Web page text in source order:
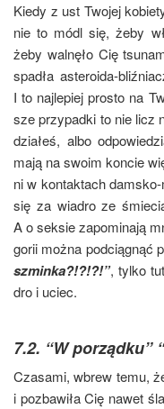
Kie­dy z ust Two­jej
nie to módl się, żeby
żeby wal­nę­ło Cię
spa­dła aste­ro­ida-
I to naj­le­piej pro­sto na
sze przy­pad­ki to nie licz
dzia­łeś, albo
mają na swo­im kon­cie
ni w kon­tak­tach
się za wia­dro ze
A o sek­sie zapo­mi­na­ją
go­rii moż­na pod­cią­gnąć
szmin­ka?!?!?!”, tyl­ko
dro i uciec.
7.2. “W porządku”
Cza­sa­mi, wbrew temu,
i pozba­wi­ła Cię nawet